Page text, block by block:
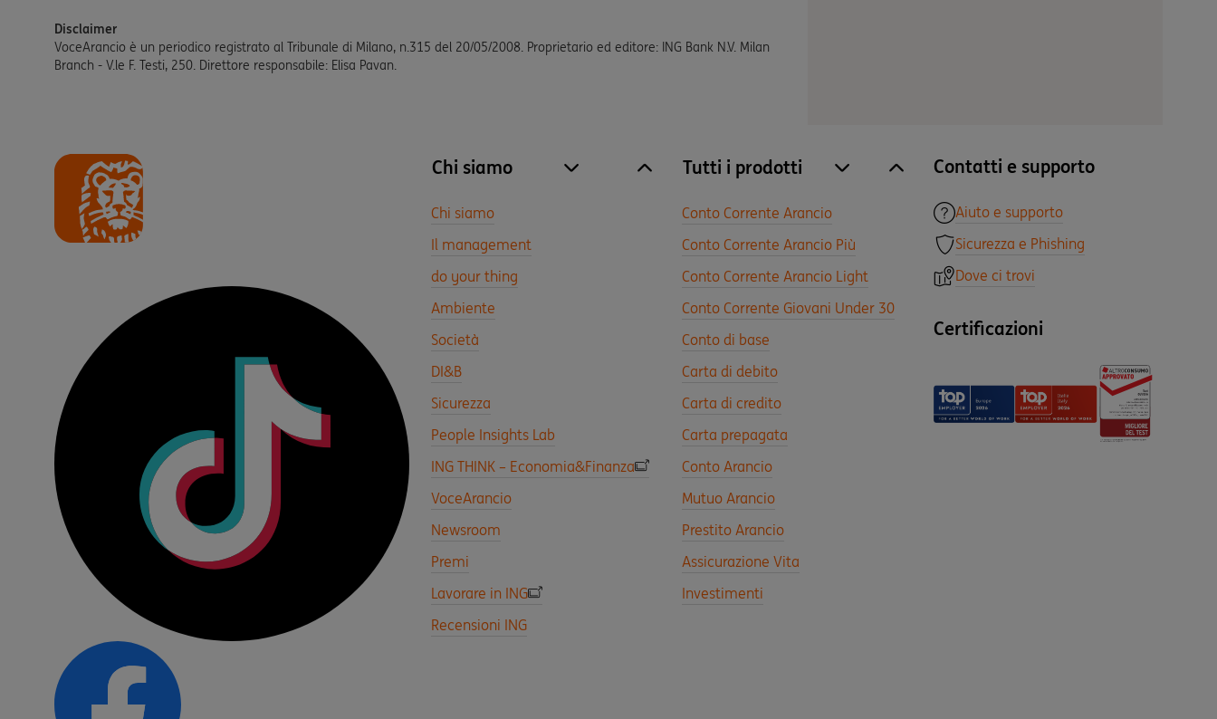
Disclaimer
VoceArancio è un periodico registrato al Tribunale di Milano, n.315 del 20/05/2008. Proprietario ed editore: ING Bank N.V. Milan
Branch - V.le F. Testi, 250. Direttore responsabile: Elisa Pavan.
Chi siamo site.accordion.apri [it-IT] Chi siamo
Chiudi Chi siamo
Chi siamo
Il management
do your thing
Ambiente
Società
DI&B
Sicurezza
People Insights Lab
ING THINK – Economia&Finanza
VoceArancio
Newsroom
Premi
Lavorare in ING
Recensioni ING
Tutti i prodotti site.accordion.apri [it-IT] Tutti i prodotti
Chiudi Tutti i prodotti
Conto Corrente Arancio
Conto Corrente Arancio Più
Conto Corrente Arancio Light
Conto Corrente Giovani Under 30
Conto di base
Carta di debito
Carta di credito
Carta prepagata
Conto Arancio
Mutuo Arancio
Prestito Arancio
Assicurazione Vita
Investimenti
Contatti e supporto
Aiuto e supporto
Sicurezza e Phishing
Dove ci trovi
Certificazioni